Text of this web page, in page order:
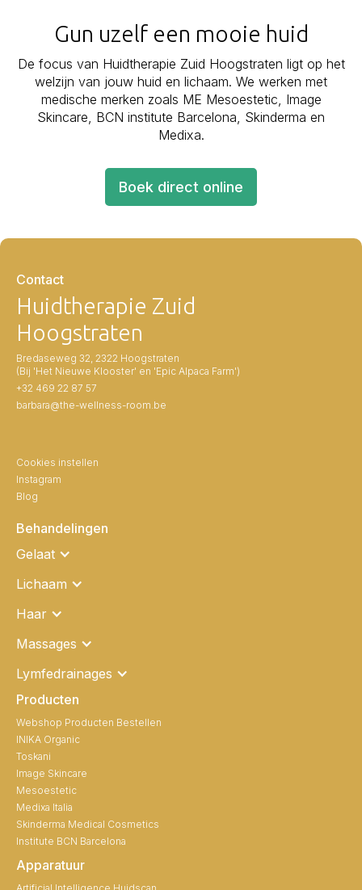
Gun uzelf een mooie huid
De focus van Huidtherapie Zuid Hoogstraten ligt op het
welzijn van jouw huid en lichaam. We werken met
medische merken zoals ME Mesoestetic, Image
Skincare, BCN institute Barcelona, Skinderma en
Medixa.
Boek direct online
Contact
Huidtherapie Zuid
Hoogstraten
Bredaseweg 32, 2322 Hoogstraten
(Bij 'Het Nieuwe Klooster' en 'Epic Alpaca Farm')
+32 469 22 87 57
barbara@the-wellness-room.be
Cookies instellen
Instagram
Blog
Behandelingen
Gelaat
Lichaam
Haar
Massages
Lymfedrainages
Producten
Webshop Producten Bestellen
INIKA Organic
Toskani
Image Skincare
Mesoestetic
Medixa Italia
Skinderma Medical Cosmetics
Institute BCN Barcelona
Apparatuur